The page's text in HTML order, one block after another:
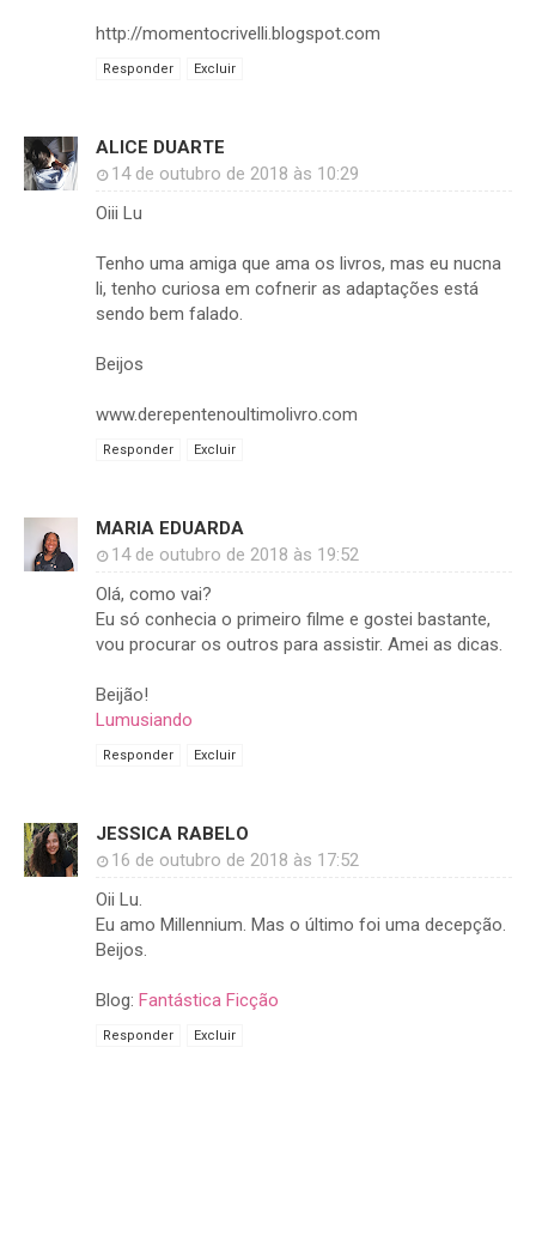
http://momentocrivelli.blogspot.com
Responder Excluir
ALICE DUARTE
14 de outubro de 2018 às 10:29
Oiii Lu
Tenho uma amiga que ama os livros, mas eu nucna
li, tenho curiosa em cofnerir as adaptações está
sendo bem falado.
Beijos
www.derepentenoultimolivro.com
Responder Excluir
MARIA EDUARDA
14 de outubro de 2018 às 19:52
Olá, como vai?
Eu só conhecia o primeiro filme e gostei bastante,
vou procurar os outros para assistir. Amei as dicas.
Beijão!
Lumusiando
Responder Excluir
JESSICA RABELO
16 de outubro de 2018 às 17:52
Oii Lu.
Eu amo Millennium. Mas o último foi uma decepção.
Beijos.
Blog: Fantástica Ficção
Responder Excluir